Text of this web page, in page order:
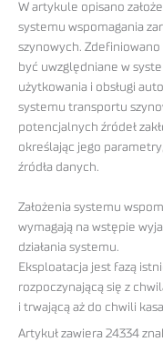
W artykule opisano
systemu wspomagania
szynowych.
być uwzględniane w
użytkowania i obsługi
systemu transportu
potencjalnych źródeł
określając jego
źródła danych.
Założenia systemu
wymagają na wstępie
działania systemu.
Eksploatacja jest fazą
rozpoczynającą się z
i trwającą aż do chwili
Artykuł zawiera 24334